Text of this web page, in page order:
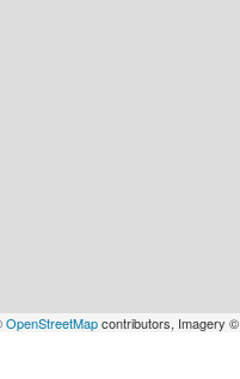
OpenStreetMapcontributors, Imagery ©